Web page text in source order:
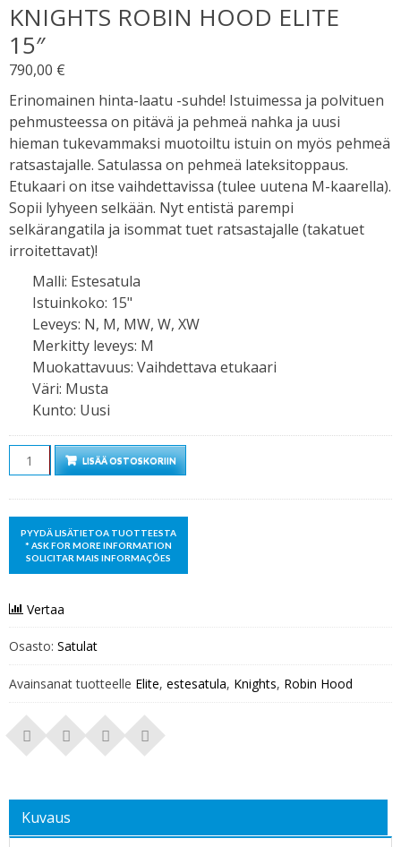
KNIGHTS ROBIN HOOD ELITE
15″
790,00 €
Erinomainen hinta-laatu -suhde! Istuimessa ja polvituen
pehmusteessa on pitävä ja pehmeä nahka ja uusi
hieman tukevammaksi muotoiltu istuin on myös pehmeä
ratsastajalle. Satulassa on pehmeä lateksitoppaus.
Etukaari on itse vaihdettavissa (tulee uutena M-kaarella).
Sopii lyhyeen selkään. Nyt entistä parempi
selkärangatila ja isommat tuet ratsastajalle (takatuet
irroitettavat)!
Malli: Estesatula
Istuinkoko: 15"
Leveys: N, M, MW, W, XW
Merkitty leveys: M
Muokattavuus: Vaihdettava etukaari
Väri: Musta
Kunto: Uusi
Määrä LISÄÄ OSTOSKORIIN
Vertaa
Osasto: Satulat
Avainsanat tuotteelle Elite, estesatula, Knights, Robin Hood
Kuvaus